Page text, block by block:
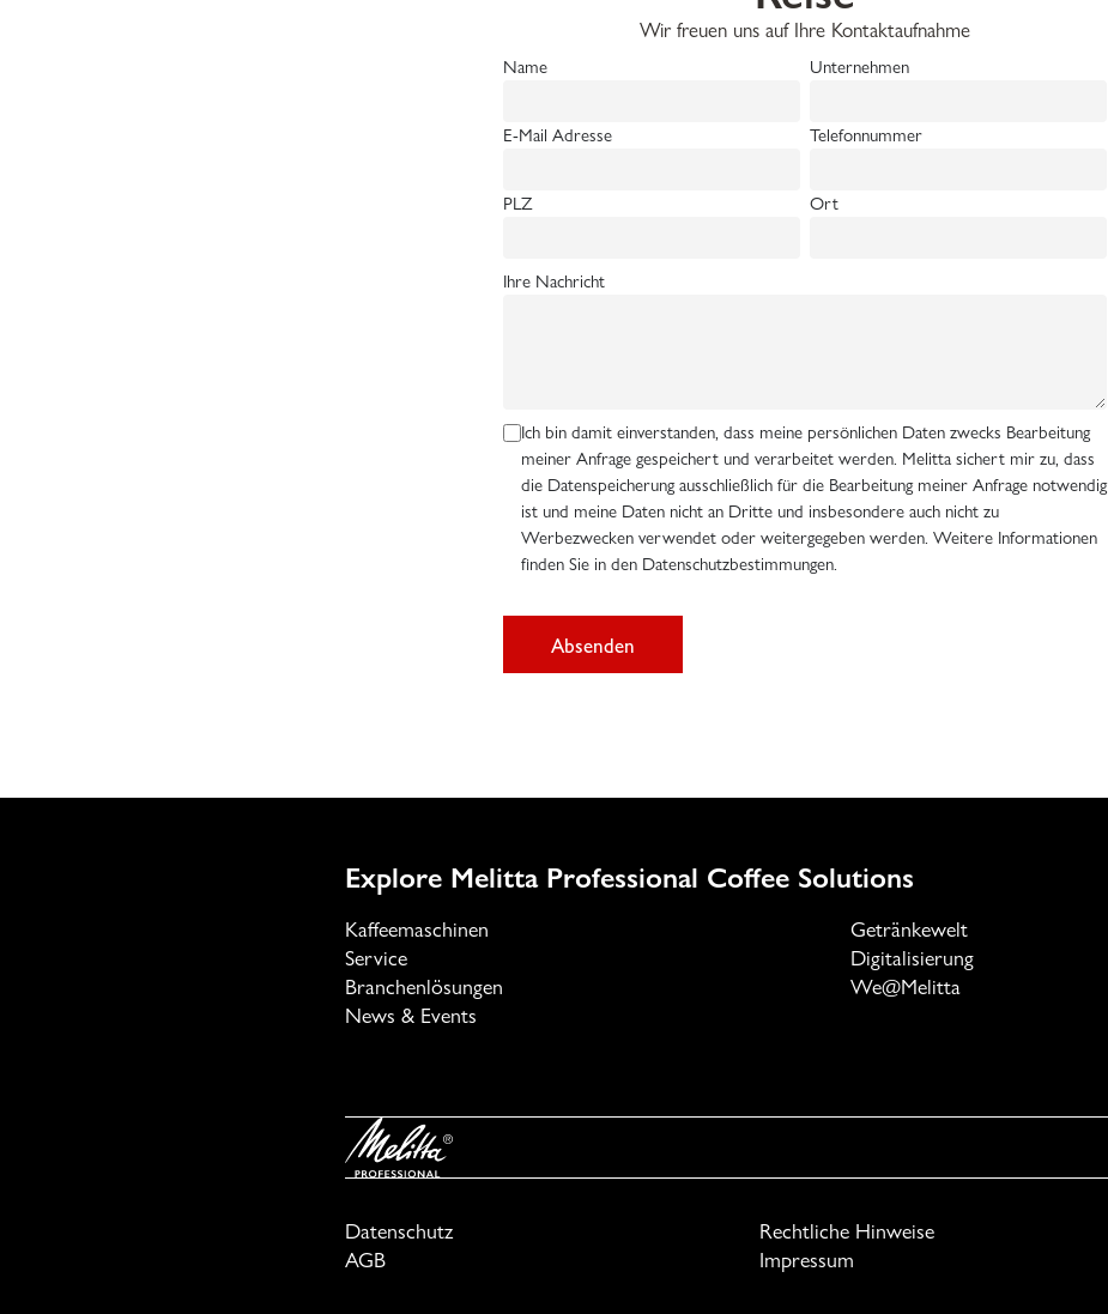
Wir freuen uns auf Ihre Kontaktaufnahme
Name Unternehmen
E-Mail Adresse Telefonnummer
PLZ Ort
Ihre Nachricht
Ich bin damit einverstanden, dass meine persönlichen Daten zwecks Bearbeitung
meiner Anfrage gespeichert und verarbeitet werden. Melitta sichert mir zu, dass
die Datenspeicherung ausschließlich für die Bearbeitung meiner Anfrage notwendig
ist und meine Daten nicht an Dritte und insbesondere auch nicht zu
Werbezwecken verwendet oder weitergegeben werden. Weitere Informationen
finden Sie in den Datenschutzbestimmungen.
Absenden
Explore Melitta Professional Coffee Solutions
Kaffeemaschinen
Getränkewelt
Service
Digitalisierung
Branchenlösungen
We@Melitta
News & Events
Datenschutz
Rechtliche Hinweise
AGB
Impressum